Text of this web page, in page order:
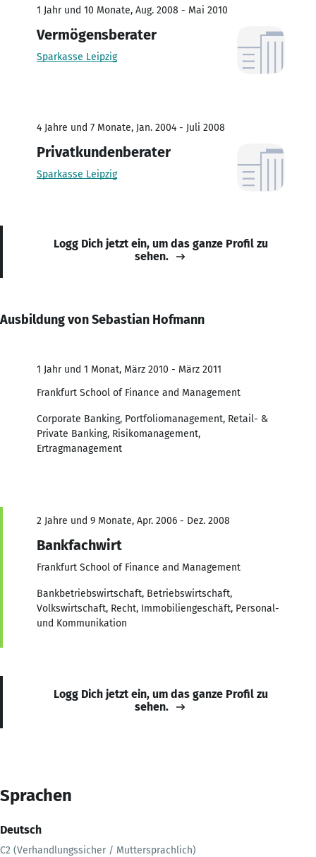
1 Jahr und 10 Monate, Aug. 2008 - Mai 2010
Vermögensberater
Sparkasse Leipzig
4 Jahre und 7 Monate, Jan. 2004 - Juli 2008
Privatkundenberater
Sparkasse Leipzig
Logg Dich jetzt ein, um das ganze Profil zu
sehen.
Ausbildung von Sebastian Hofmann
1 Jahr und 1 Monat, März 2010 - März 2011
Frankfurt School of Finance and Management
Corporate Banking, Portfoliomanagement, Retail- &
Private Banking, Risikomanagement,
Ertragmanagement
2 Jahre und 9 Monate, Apr. 2006 - Dez. 2008
Bankfachwirt
Frankfurt School of Finance and Management
Bankbetriebswirtschaft, Betriebswirtschaft,
Volkswirtschaft, Recht, Immobiliengeschäft, Personal-
und Kommunikation
Logg Dich jetzt ein, um das ganze Profil zu
sehen.
Sprachen
Deutsch
C2 (Verhandlungssicher / Muttersprachlich)